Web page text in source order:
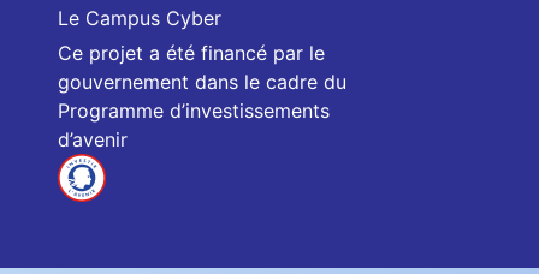
Le Campus Cyber
Ce projet a été financé par le
gouvernement dans le cadre du
Programme d’investissements
d’avenir